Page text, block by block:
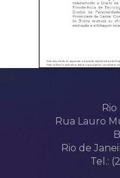
Rua Lauro
Rio de
Tel.: